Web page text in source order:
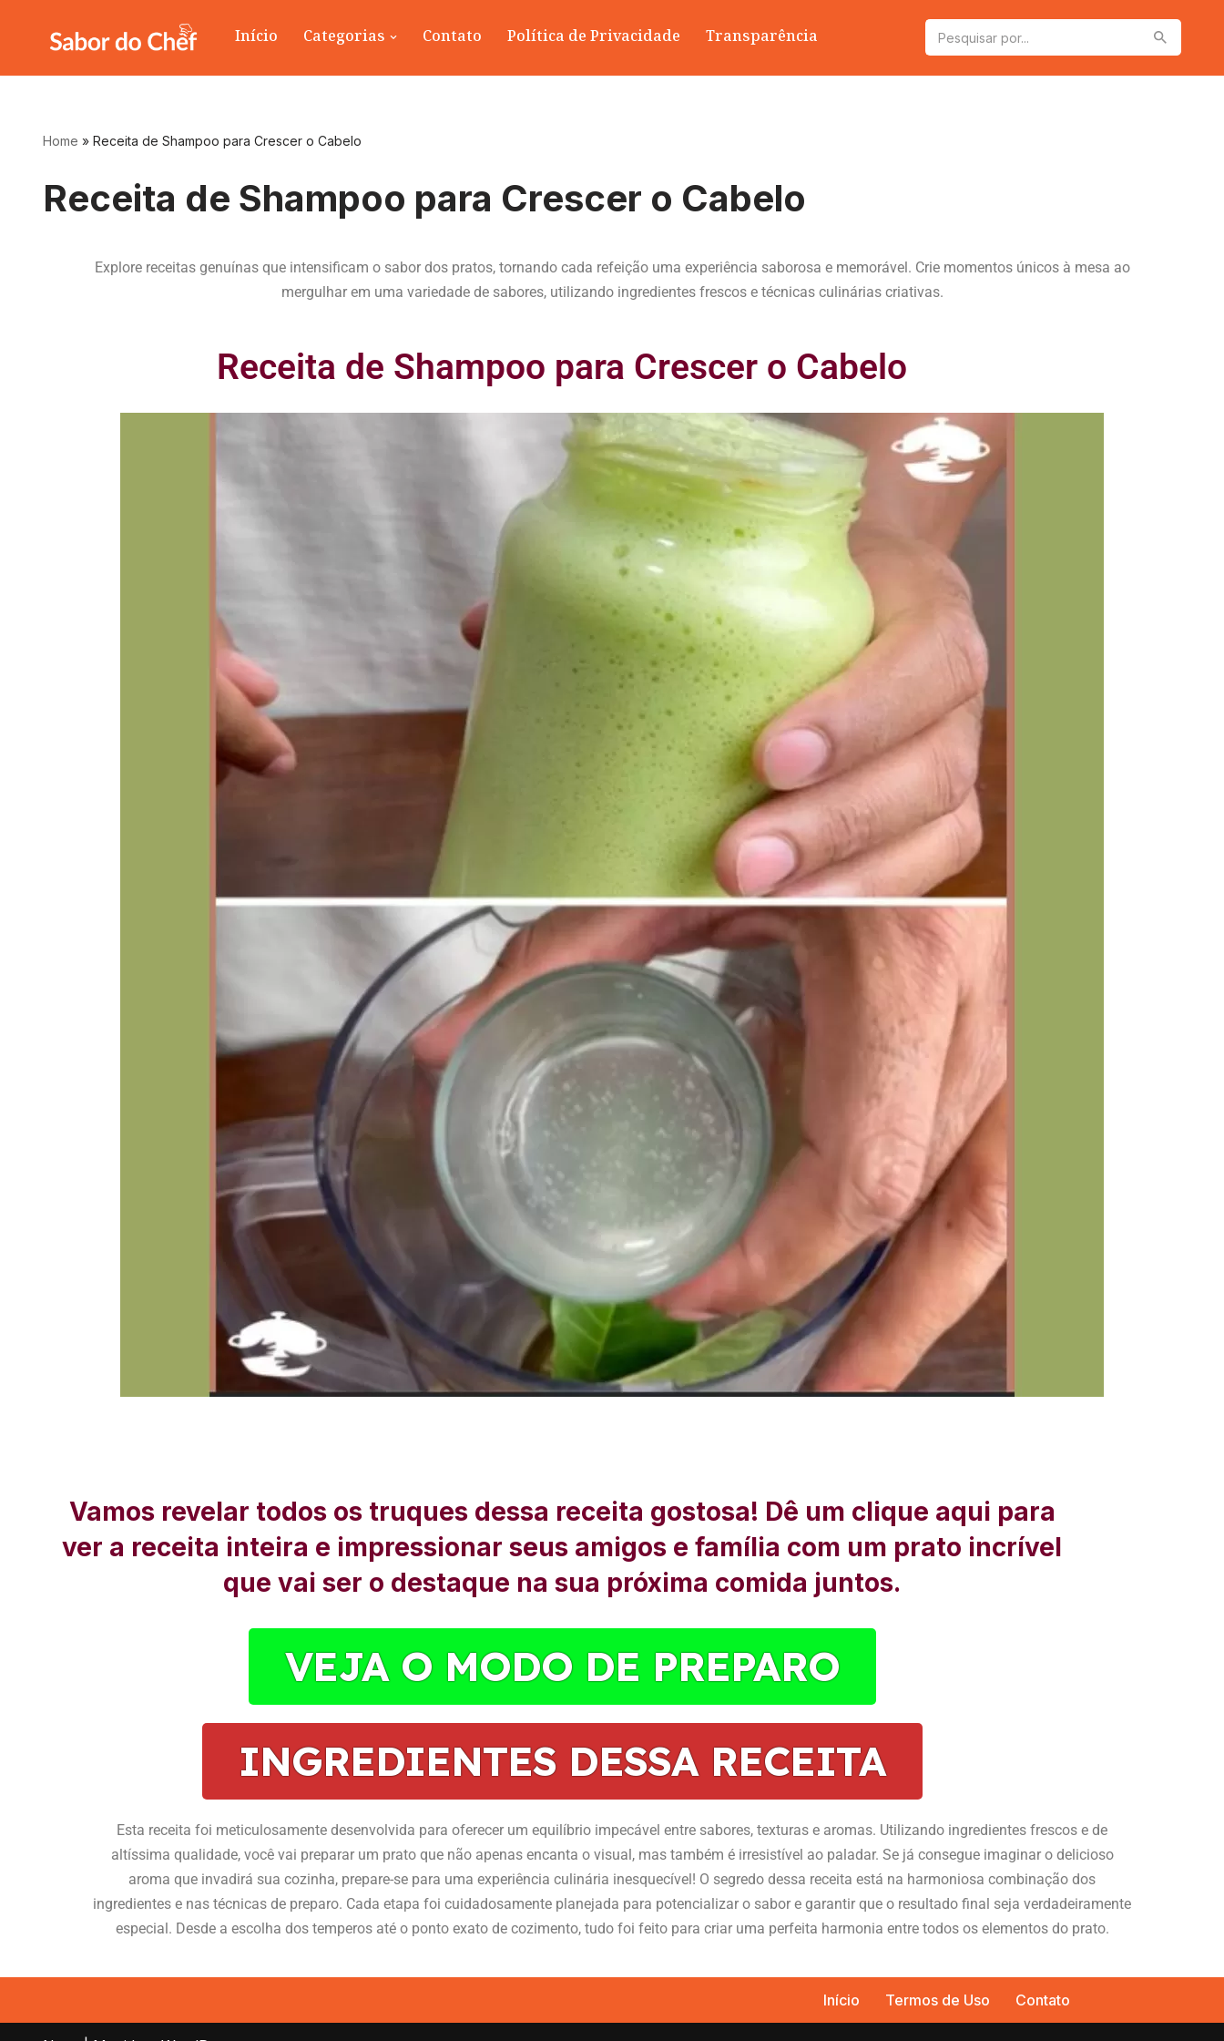
Pular
para
Início Categorias Contato Política de Privacidade Transparência
Home » Receita de Shampoo para Crescer o Cabelo
Receita de Shampoo para Crescer o Cabelo
Explore receitas genuínas que intensificam o sabor dos pratos, tornando cada refeição uma experiência saborosa e memorável. Crie momentos únicos à mesa ao
mergulhar em uma variedade de sabores, utilizando ingredientes frescos e técnicas culinárias criativas.
Receita de Shampoo para Crescer o Cabelo
Vamos revelar todos os truques dessa receita gostosa! Dê um clique aqui para
ver a receita inteira e impressionar seus amigos e família com um prato incrível
que vai ser o destaque na sua próxima comida juntos.
VEJA O MODO DE PREPARO
INGREDIENTES DESSA RECEITA
Esta receita foi meticulosamente desenvolvida para oferecer um equilíbrio impecável entre sabores, texturas e aromas. Utilizando ingredientes frescos e de
altíssima qualidade, você vai preparar um prato que não apenas encanta o visual, mas também é irresistível ao paladar. Se já consegue imaginar o delicioso
aroma que invadirá sua cozinha, prepare-se para uma experiência culinária inesquecível! O segredo dessa receita está na harmoniosa combinação dos
ingredientes e nas técnicas de preparo. Cada etapa foi cuidadosamente planejada para potencializar o sabor e garantir que o resultado final seja verdadeiramente
especial. Desde a escolha dos temperos até o ponto exato de cozimento, tudo foi feito para criar uma perfeita harmonia entre todos os elementos do prato.
Início Termos de Uso Contato